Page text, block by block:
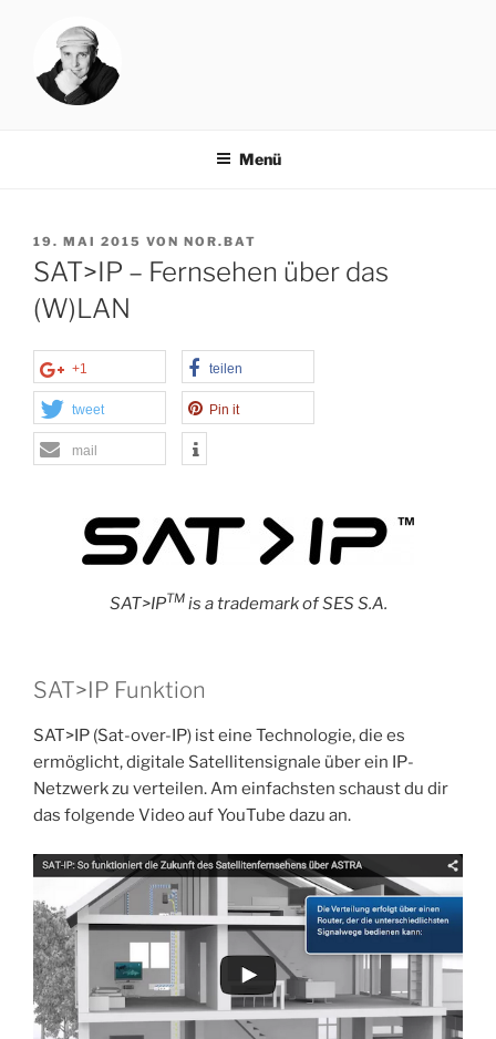
springen
Menü
VERÖFFENTLICHT
AM
19. MAI 2015 VON NOR.BAT
SAT>IP – Fernsehen über das
(W)LAN
+1 teilen
tweet Pin it
mail
SAT>IPTMis a trademark of SES S.A.
SAT>IP Funktion
SAT>IP (Sat-over-IP) ist eine Technologie, die es
ermöglicht, digitale Satellitensignale über ein IP-
Netzwerk zu verteilen. Am einfachsten schaust du dir
das folgende Video auf YouTube dazu an.